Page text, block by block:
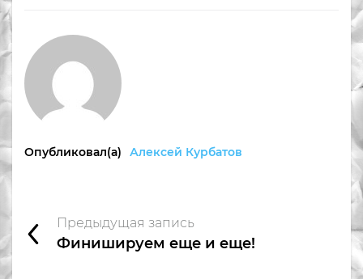
Опубликовал(а) Алексей Курбатов
Предыдущая запись
Финишируем еще и еще!